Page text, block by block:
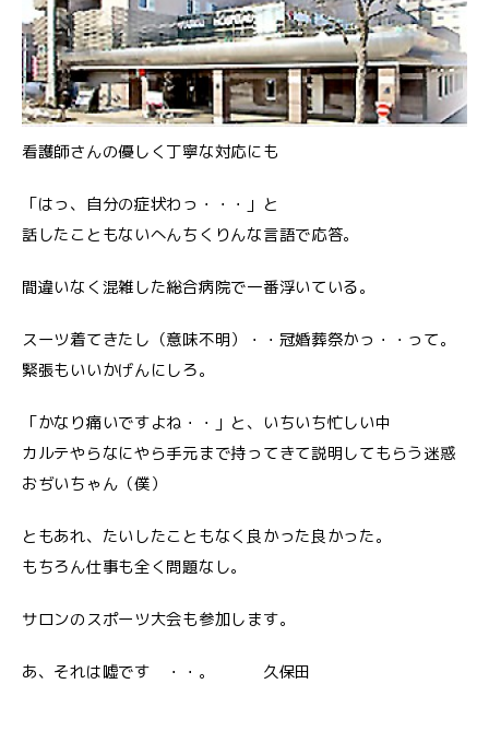
看護師さんの優しく丁寧な対応にも
「はっ、自分の症状わっ・・・」と
話したこともないへんちくりんな言語で応答。
間違いなく混雑した総合病院で一番浮いている。
スーツ着てきたし（意味不明）・・冠婚葬祭かっ・・って。
緊張もいいかげんにしろ。
「かなり痛いですよね・・」と、いちいち忙しい中
カルテやらなにやら手元まで持ってきて説明してもらう迷惑
おぢいちゃん（僕）
ともあれ、たいしたこともなく良かった良かった。
もちろん仕事も全く問題なし。
サロンのスポーツ大会も参加します。
あ、それは嘘です ・・。 久保田